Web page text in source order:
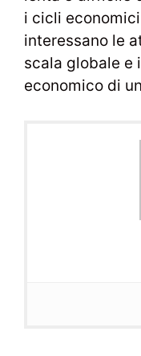
i cicli
interessano le
scala globale e
economico di